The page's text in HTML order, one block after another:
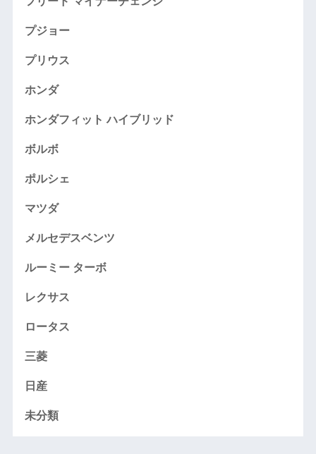
プジョー
プリウス
ホンダ
ホンダフィット ハイブリッド
ボルボ
ポルシェ
マツダ
メルセデスベンツ
ルーミー ターボ
レクサス
ロータス
三菱
日産
未分類